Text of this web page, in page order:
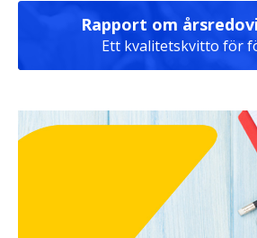
Rapport om
Ett kvalitetskvitto för